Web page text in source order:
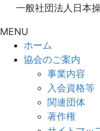
一般社団法人日本
MENU
ホーム
協会のご案内
事業内容
入会資格等
関連団体
著作権